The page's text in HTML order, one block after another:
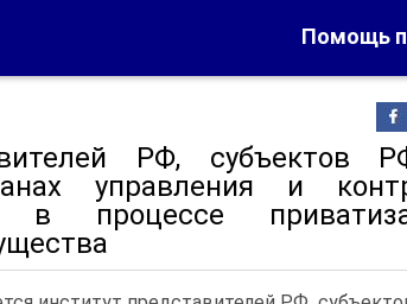
Помощь
РФ, субъектов
управления и
в процессе